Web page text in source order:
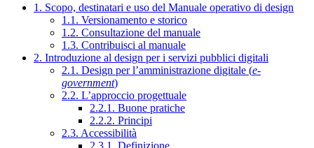
1. Scopo, destinatari e uso del Manuale operativo di design
1.1. Versionamento e storico
1.2. Consultazione del manuale
1.3. Contribuisci al manuale
2. Introduzione al design per i servizi pubblici digitali
2.1. Design per l’amministrazione digitale (e-
government)
2.2. L’approccio progettuale
2.2.1. Buone pratiche
2.2.2. Principi
2.3. Accessibilità
2.3.1. Definizione